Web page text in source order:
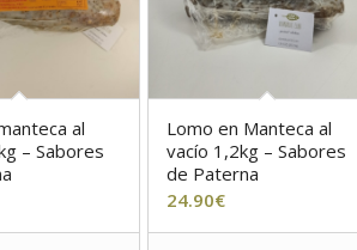
al
– Sabores
Lomo en Manteca al
vacío 1,2kg – Sabores
de Paterna
24.90€